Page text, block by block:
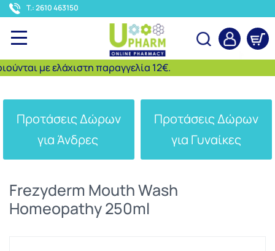
T.: 2610 463150
με ελάχιστη παραγγελία 12€.
Αναζήτηση
Προτάσεις Δώρων
για Άνδρες
Προτάσεις Δώρων
για Γυναίκες
Frezyderm Mouth Wash
Homeopathy 250ml